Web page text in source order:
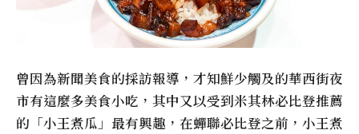
曾因為新聞美食的採訪報導，才知鮮少觸及的華西街夜
市有這麼多美食小吃，其中又以受到米其林必比登推薦
的「小王煮瓜」最有興趣，在蟬聯必比登之前，小王煮